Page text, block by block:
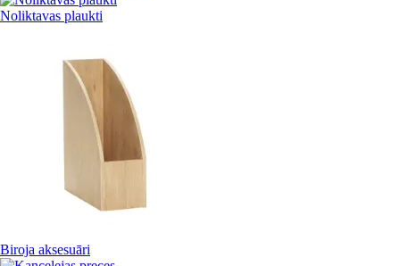
Noliktavas plaukti
Biroja aksesuāri